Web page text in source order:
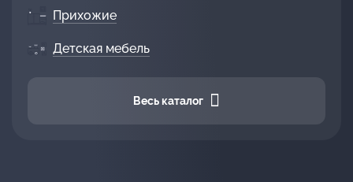
Прихожие
Детская мебель
Весь каталог